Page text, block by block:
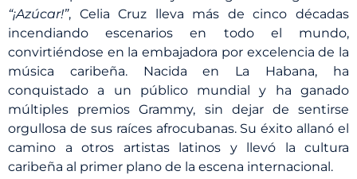
“¡Azúcar!”, Celia Cruz lleva más de cinco décadas
incendiando escenarios en todo el mundo,
convirtiéndose en la embajadora por excelencia de la
música caribeña. Nacida en La Habana, ha
conquistado a un público mundial y ha ganado
múltiples premios Grammy, sin dejar de sentirse
orgullosa de sus raíces afrocubanas. Su éxito allanó el
camino a otros artistas latinos y llevó la cultura
caribeña al primer plano de la escena internacional.